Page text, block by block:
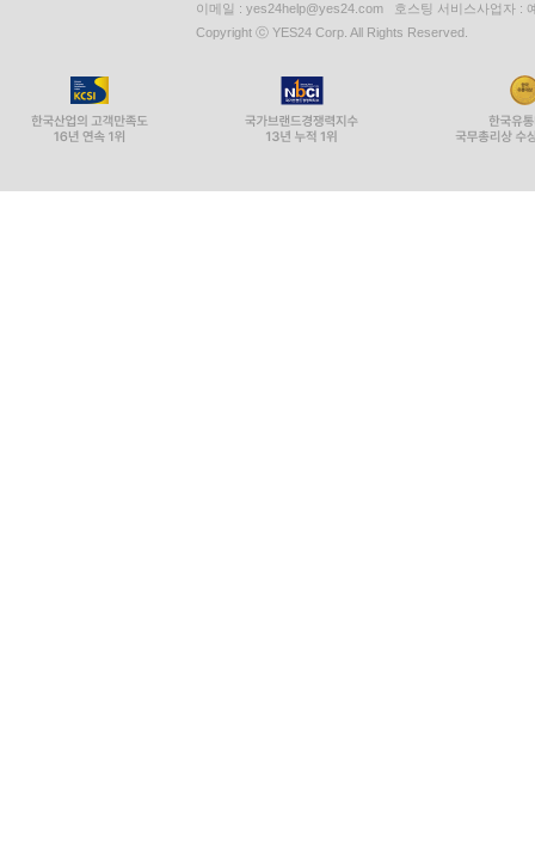
이메일 : yes24help@yes24.com 호스팅 서비스사업자 :
Copyright ⓒ YES24 Corp. All Rights Reserved.